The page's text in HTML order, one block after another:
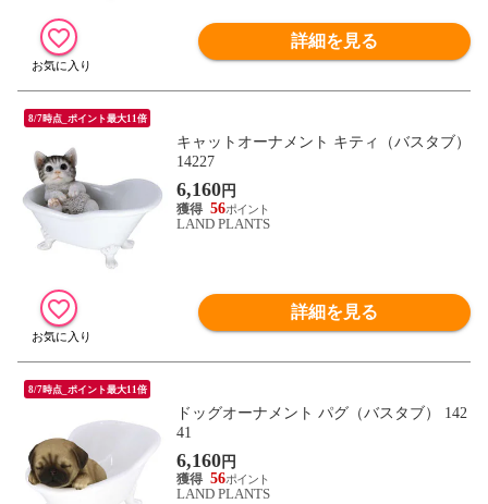
詳細を見る
8/7時点_ポイント最大11倍
キャットオーナメント キティ（バスタブ）
14227
6,160円
56
LAND PLANTS
詳細を見る
8/7時点_ポイント最大11倍
ドッグオーナメント パグ（バスタブ） 142
41
6,160円
56
LAND PLANTS